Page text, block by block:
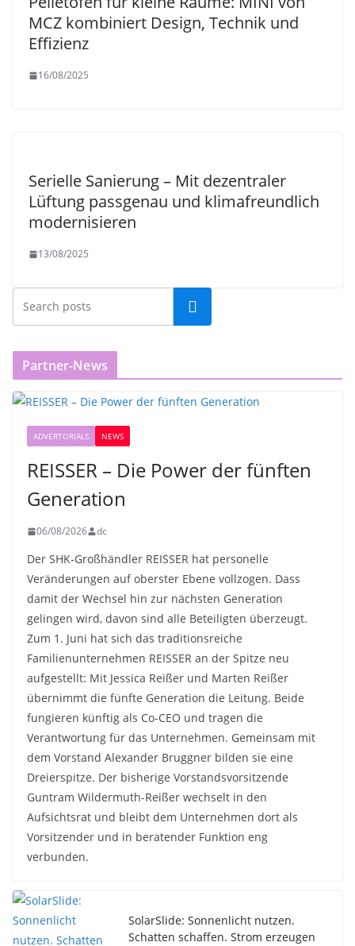
MCZ kombiniert Design, Technik und
Effizienz
16/08/2025
Serielle Sanierung – Mit dezentraler
Lüftung passgenau und klimafreundlich
modernisieren
13/08/2025
Partner-News
ADVERTORIALS NEWS
REISSER – Die Power der fünften
Generation
06/08/2026 dc
Der SHK-Großhändler REISSER hat personelle
Veränderungen auf oberster Ebene vollzogen. Dass
damit der Wechsel hin zur nächsten Generation
gelingen wird, davon sind alle Beteiligten überzeugt.
Zum 1. Juni hat sich das traditionsreiche
Familienunternehmen REISSER an der Spitze neu
aufgestellt: Mit Jessica Reißer und Marten Reißer
übernimmt die fünfte Generation die Leitung. Beide
fungieren künftig als Co-CEO und tragen die
Verantwortung für das Unternehmen. Gemeinsam mit
dem Vorstand Alexander Bruggner bilden sie eine
Dreierspitze. Der bisherige Vorstandsvorsitzende
Guntram Wildermuth-Reißer wechselt in den
Aufsichtsrat und bleibt dem Unternehmen dort als
Vorsitzender und in beratender Funktion eng
verbunden.
SolarSlide: Sonnenlicht nutzen.
Schatten schaffen. Strom erzeugen